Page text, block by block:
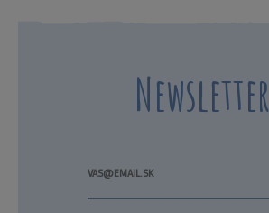
Newsletter